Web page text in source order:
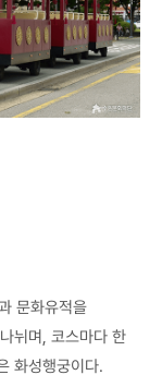
문화유적을
뉘며, 코스마다 한
화성행궁이다.